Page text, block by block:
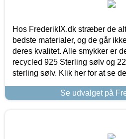
Hos FrederikIX.dk stræber de
bedste materialer, og de går
deres kvalitet. Alle smykker er
recycled 925 Sterling sølv og
sterling sølv. Klik her for at se
Se udvalget på